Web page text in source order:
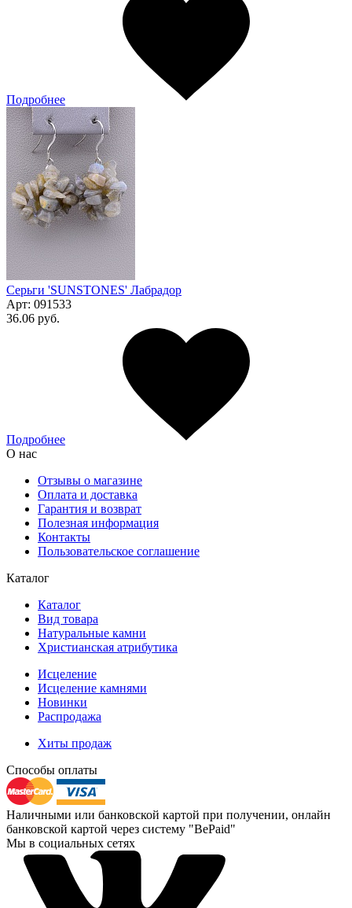
Подробнее
Серьги 'SUNSTONES' Лабрадор
Арт: 091533
36.06 руб.
Подробнее
О нас
Отзывы о магазине
Оплата и доставка
Гарантия и возврат
Полезная информация
Контакты
Пользовательское соглашение
Каталог
Каталог
Вид товара
Натуральные камни
Христианская атрибутика
Исцеление
Исцеление камнями
Новинки
Распродажа
Хиты продаж
Способы оплаты
Наличными или банковской картой при получении, онлайн
банковской картой через систему "BePaid"
Мы в социальных сетях